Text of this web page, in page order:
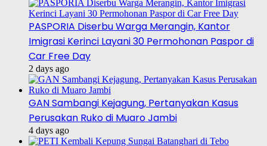
PASPORIA Diserbu Warga Merangin, Kantor
Imigrasi Kerinci Layani 30 Permohonan Paspor di
Car Free Day
2 days ago
GAN Sambangi Kejagung, Pertanyakan Kasus
Perusakan Ruko di Muaro Jambi
4 days ago